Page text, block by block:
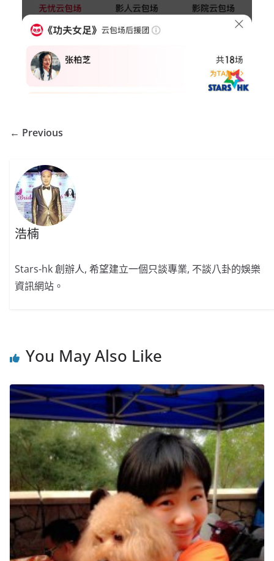
← Previous
浩楠
Stars-hk 創辦人, 希望建立一個只談專業, 不談八卦的娛樂
資訊網站。
You May Also Like